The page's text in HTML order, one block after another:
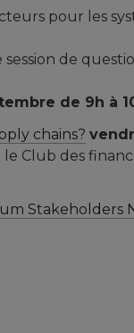
pour les
de
de 9h à
chains?
le Club des
Stakeholders